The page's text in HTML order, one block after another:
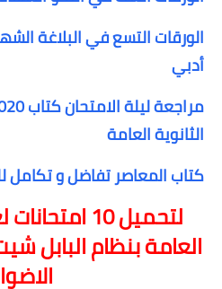
الورقات التسع في البلاغة
أدبي
الثانوية العامة
كتاب المعاصر تفاضل و تكامل
لتحميل 10
العامة بنظام البابل